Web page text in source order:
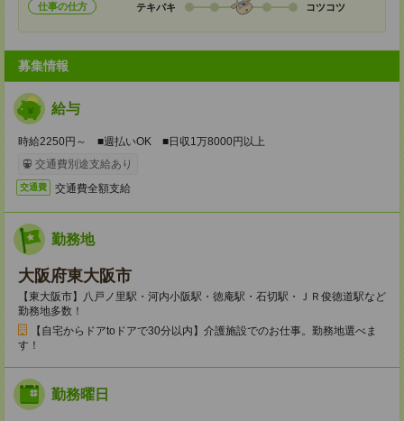
仕事の仕方 テキパキ コツコツ
募集情報
給与
時給2250円～ ■週払いOK ■日収1万8000円以上
交通費別途支給あり
交通費 交通費全額支給
勤務地
大阪府東大阪市
【東大阪市】八戸ノ里駅・河内小阪駅・徳庵駅・石切駅・ＪＲ俊徳道駅など
勤務地多数！
【自宅からドアtoドアで30分以内】介護施設でのお仕事。勤務地選べま
す！
勤務曜日